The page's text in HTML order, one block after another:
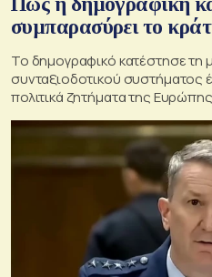
συμπαρασύρει το
Το δημογραφικό κατέστησε τη
συνταξιοδοτικού συστήματος
πολιτικά ζητήματα της Ευρώπης